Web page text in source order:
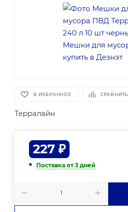
В ИЗБРАННОЕ СРАВНИТЬ
Терралайн
227 ₽
Поставка от 3 дней